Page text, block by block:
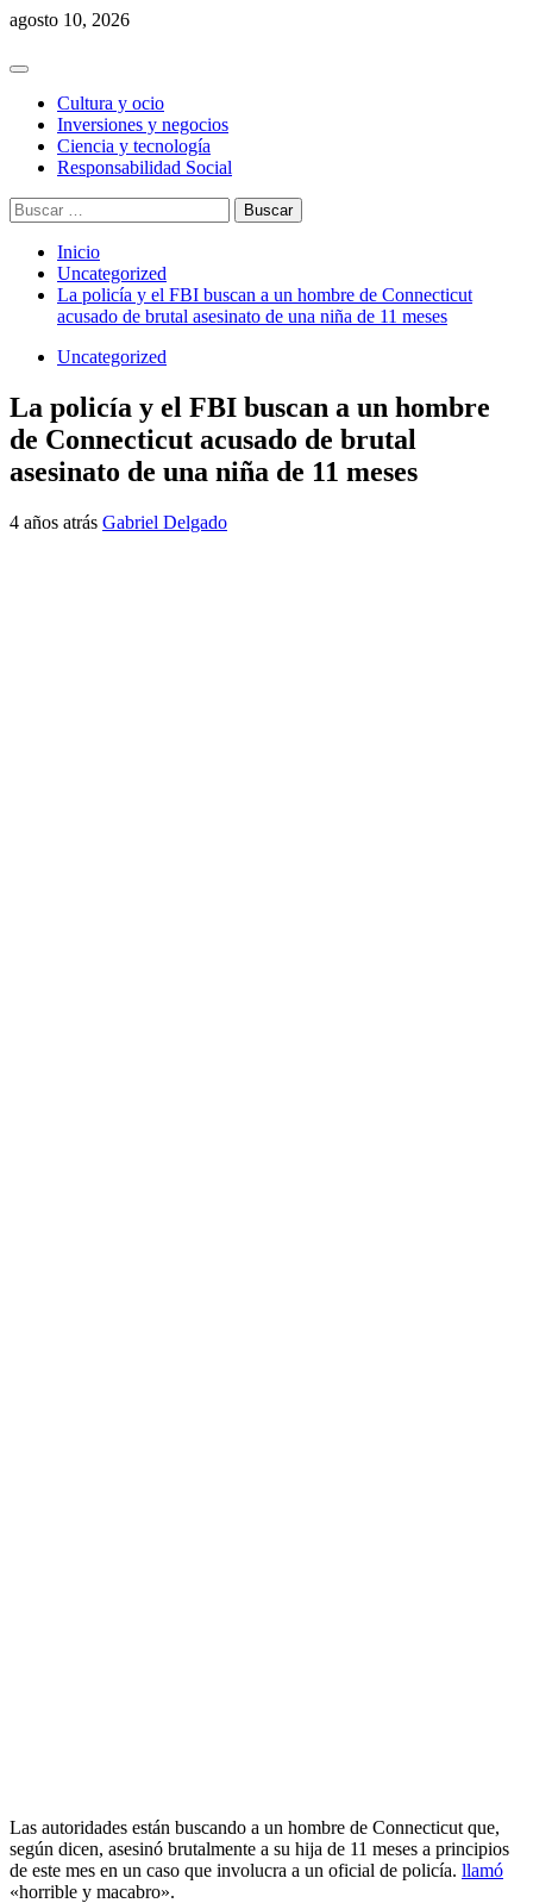
Saltar
contenido
agosto 10, 2026
Menú
principalCultura y ocio
Inversiones y negocios
Ciencia y tecnología
Responsabilidad Social
Buscar:
Inicio
Uncategorized
La policía y el FBI buscan a un hombre de Connecticut
acusado de brutal asesinato de una niña de 11 meses
Uncategorized
La policía y el FBI buscan a un hombre
de Connecticut acusado de brutal
asesinato de una niña de 11 meses
4 años atrás Gabriel Delgado
Las autoridades están buscando a un hombre de Connecticut que,
según dicen, asesinó brutalmente a su hija de 11 meses a principios
de este mes en un caso que involucra a un oficial de policía. llamó
«horrible y macabro».